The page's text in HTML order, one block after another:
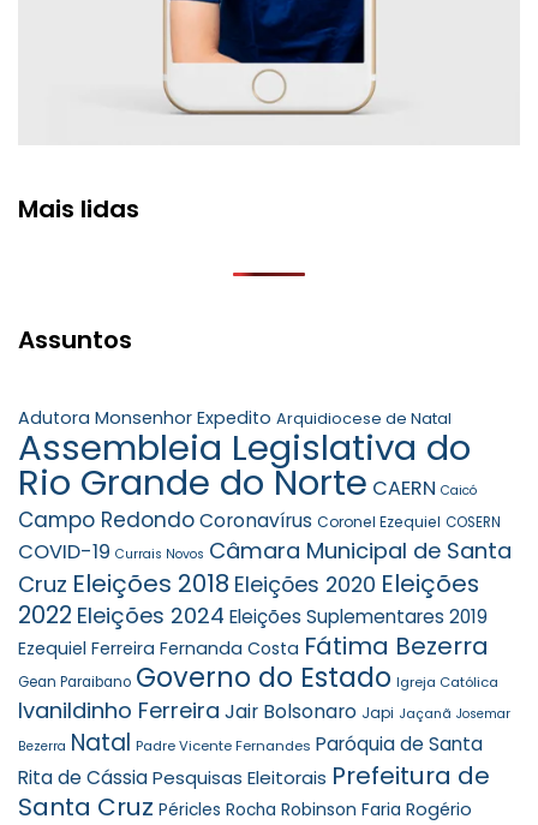
Mais lidas
Assuntos
Adutora Monsenhor Expedito Arquidiocese de Natal
Assembleia Legislativa do
Rio Grande do Norte CAERN Caicó
Campo RedondoCoronavírus Coronel Ezequiel COSERN
COVID-19 Currais Novos Câmara Municipal de Santa
Cruz Eleições 2018 Eleições 2020 Eleições
2022 Eleições 2024 Eleições Suplementares 2019
Ezequiel Ferreira Fernanda Costa Fátima Bezerra
Gean Paraibano Governo do Estado Igreja Católica
Ivanildinho Ferreira Jair Bolsonaro Japi Jaçanã Josemar
Bezerra Natal Padre Vicente Fernandes Paróquia de Santa
Rita de CássiaPesquisas Eleitorais Prefeitura de
Santa Cruz Péricles Rocha Robinson Faria Rogério